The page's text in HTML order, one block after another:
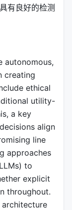
有良好的检测
autonomous,
creating
ethical
utility-
a key
align
line
approaches
to
explicit
throughout.